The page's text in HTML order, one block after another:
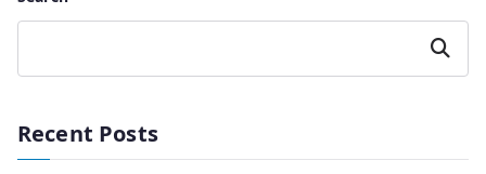
Search
Recent Posts